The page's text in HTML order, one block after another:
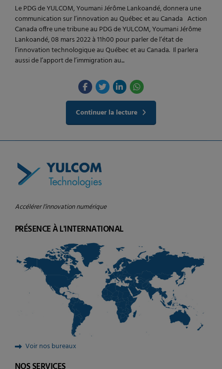
Le PDG de YULCOM, Youmani Jérôme Lankoandé, donnera une
communication sur l’innovation au Québec et au Canada Action
Canada offre une tribune au PDG de YULCOM, Youmani Jérôme
Lankoandé, 08 mars 2022 à 11h00 pour parler de l’état de
l’innovation technologique au Québec et au Canada. Il parlera
aussi de l’apport de l’immigration au...
Continuer la lecture
Accélérer l’innovation numérique
PRÉSENCE À L'INTERNATIONAL
Voir nos bureaux